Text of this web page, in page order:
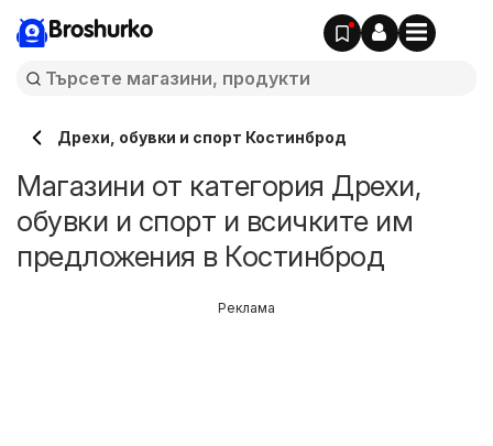
Broshurko
Дрехи, обувки и спорт Костинброд
Магазини от категория Дрехи,
обувки и спорт и всичките им
предложения в Костинброд
Реклама